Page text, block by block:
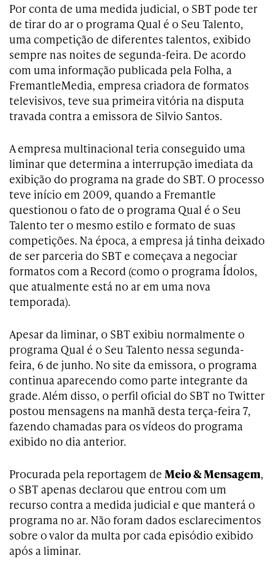
Por conta de uma medida judicial, o SBT pode ter
de tirar do ar o programa Qual é o Seu Talento,
uma competição de diferentes talentos, exibido
sempre nas noites de segunda-feira. De acordo
com uma informação publicada pela Folha, a
FremantleMedia, empresa criadora de formatos
televisivos, teve sua primeira vitória na disputa
travada contra a emissora de Silvio Santos.
A empresa multinacional teria conseguido uma
liminar que determina a interrupção imediata da
exibição do programa na grade do SBT. O processo
teve início em 2009, quando a Fremantle
questionou o fato de o programa Qual é o Seu
Talento ter o mesmo estilo e formato de suas
competições. Na época, a empresa já tinha deixado
de ser parceria do SBT e começava a negociar
formatos com a Record (como o programa Ídolos,
que atualmente está no ar em uma nova
temporada).
Apesar da liminar, o SBT exibiu normalmente o
programa Qual é o Seu Talento nessa segunda-
feira, 6 de junho. No site da emissora, o programa
continua aparecendo como parte integrante da
grade. Além disso, o perfil oficial do SBT no Twitter
postou mensagens na manhã desta terça-feira 7,
fazendo chamadas para os vídeos do programa
exibido no dia anterior.
Procurada pela reportagem de Meio & Mensagem,
o SBT apenas declarou que entrou com um
recurso contra a medida judicial e que manterá o
programa no ar. Não foram dados esclarecimentos
sobre o valor da multa por cada episódio exibido
após a liminar.